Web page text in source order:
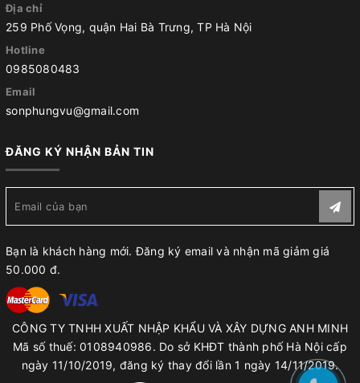
Địa chỉ
259 Phố Vọng, quận Hai Bà Trưng, TP Hà Nội
Hotline
0985080483
Email
sonphungvu@gmail.com
ĐĂNG KÝ NHẬN BẢN TIN
Bạn là khách hàng mới. Đăng ký email và nhận mã giảm giá
50.000 đ.
CÔNG TY TNHH XUẤT NHẬP KHẨU VÀ XÂY DỰNG ANH MINH
Mã số thuế: 0108940986. Do sở KHĐT thành phố Hà Nội cấp
ngày 11/10/2019, đăng ký thay đổi lần 1 ngày 14/11/2019.